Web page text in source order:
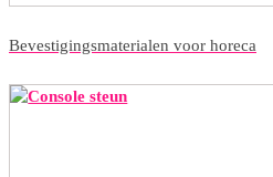
Bevestigingsmaterialen voor horeca